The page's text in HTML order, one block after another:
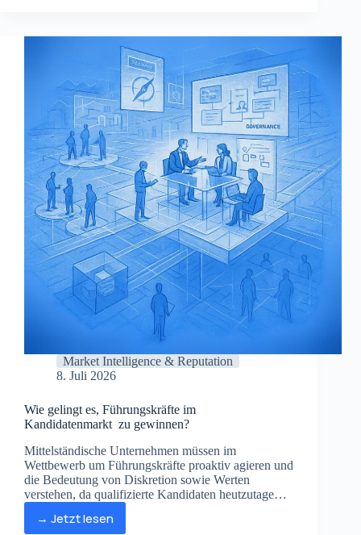
professionell
umsetzen
Market Intelligence & Reputation
8. Juli 2026
Wie gelingt es, Führungskräfte im
Kandidatenmarkt zu gewinnen?
Mittelständische Unternehmen müssen im
Wettbewerb um Führungskräfte proaktiv agieren und
die Bedeutung von Diskretion sowie Werten
verstehen, da qualifizierte Kandidaten heutzutage
→ Jetzt lesen
Wie